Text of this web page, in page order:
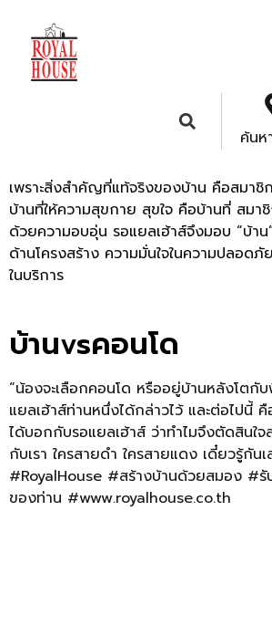
ค้นห
เพราะสิ่งสำคัญที่แท้จริงของบ้าน คือสมาชิ
บ้านที่ให้ความสุขกาย สุขใจ คือบ้านที่ สม
ด้วยความอบอุ่น รอแยลเฮ้าส์จึงมอบ “บ้า
ด้านโครงสร้าง ความมั่นใจในความปลอด
ในบริการ
บ้านvsคอนโด
“น้องจะเลือกคอนโด หรืออยู่บ้านหลังโตกั
แยลเฮ้าส์ท่านหนึ่งได้กล่าวไว้ และต่อไปนี้
ได้บอกกับรอแยลเฮ้าส์ ว่าทำไมจึงตัดสินใ
กับเรา ใครสายดำ ใครสายแดง เดี๋ยวรู้กัน
#RoyalHouse #สร้างบ้านด้วยสมอง #รั
ของท่าน #www.royalhouse.co.th